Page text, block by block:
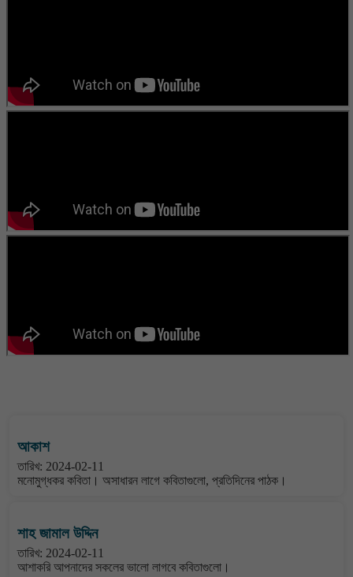
আকাশ
তারিখ: 2024-02-11
মনোমুগ্ধকর কবিতা। অসাধারন লাগে কবিতাগুলো, প্রতিদিনের পাঠক।
শাহ জামাল উদ্দিন
তারিখ: 2024-02-11
আশাকরি আপনাদের সকলের ভালো লাগবে কবিতাগুলো।